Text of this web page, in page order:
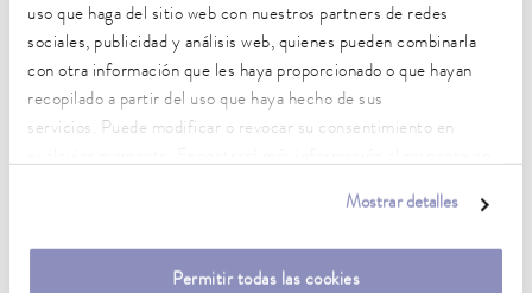
uso que haga del sitio web con nuestros partners de redes
sociales, publicidad y análisis web, quienes pueden combinarla
con otra información que les haya proporcionado o que hayan
recopilado a partir del uso que haya hecho de sus
servicios. Puede modificar o revocar su consentimiento en
Mostrar detalles
Permitir todas las cookies
Rango de temperatura de trabajo
35 ... 250 °C
Rango de temperatura de funcionamiento